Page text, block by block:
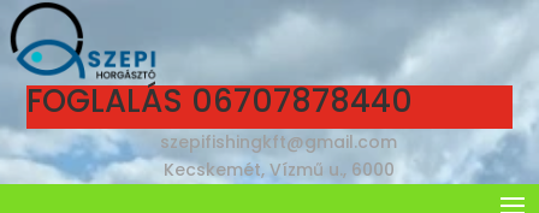
FOGLALÁS 06707878440
szepifishingkft@gmail.com
Kecskemét, Vízmű u., 6000